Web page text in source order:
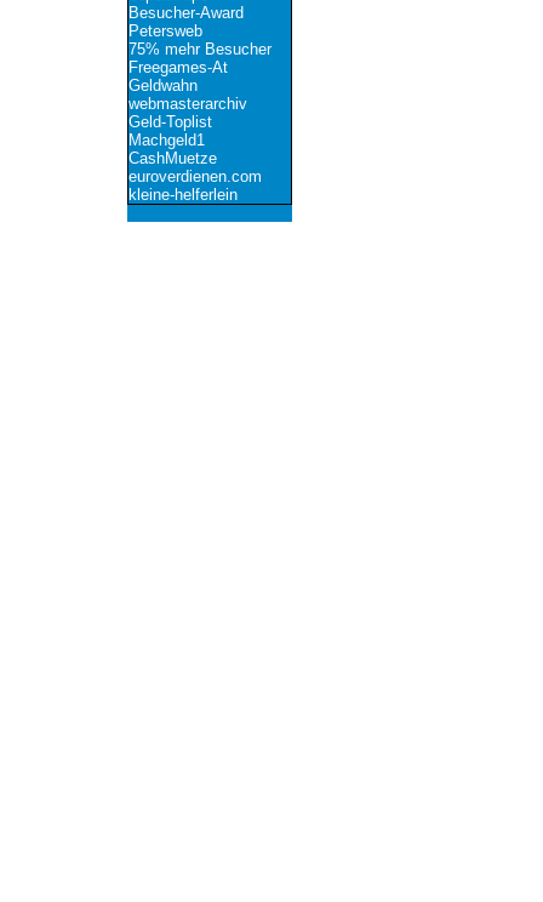
Besucher-Award
Petersweb
75% mehr Besucher
Freegames-At
Geldwahn
webmasterarchiv
Geld-Toplist
Machgeld1
CashMuetze
euroverdienen.com
kleine-helferlein